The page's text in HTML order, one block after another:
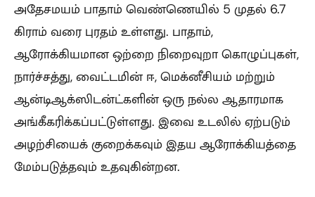
அதேசமயம் பாதாம் வெண்ணெயில் 5 முதல் 6.7
கிராம் வரை புரதம் உள்ளது. பாதாம்,
ஆரோக்கியமான ஒற்றை நிறைவுறா கொழுப்புகள்,
நார்ச்சத்து, வைட்டமின் ஈ, மெக்னீசியம் மற்றும்
ஆன்டிஆக்ஸிடன்ட்களின் ஒரு நல்ல ஆதாரமாக
அங்கீகரிக்கப்பட்டுள்ளது. இவை உடலில் ஏற்படும்
அழற்சியைக் குறைக்கவும் இதய ஆரோக்கியத்தை
மேம்படுத்தவும் உதவுகின்றன.